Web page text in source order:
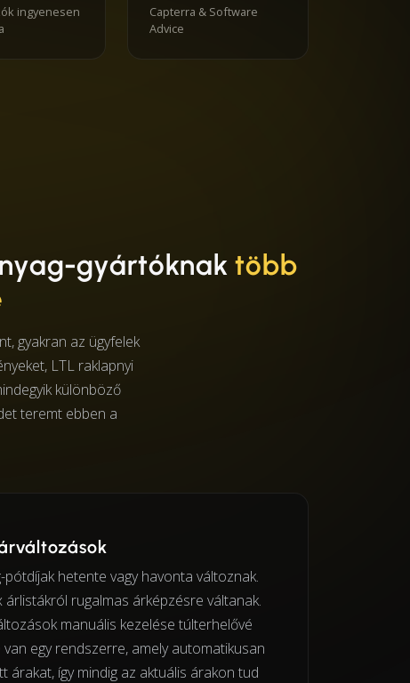
ingyenesen
Capterra & Software
Advice
gyártóknak több
gyakran az ügyfelek
LTL raklapnyi
különböző
teremt ebben a
pótdíjak hetente vagy havonta változnak.
rugalmas árképzésre váltanak.
manuális kezelése túlterhelővé
van egy rendszerre, amely automatikusan
árakat, így mindig az aktuális árakon tud